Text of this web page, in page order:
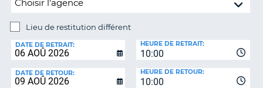
RÉSERVATION
FRANCE
Lieu de restitution différent
DE
RESTITUTION:
DATE DE RETRAIT:
10:00
HEURE DE RETRAIT:
DATE DE RETOUR:
10:00
HEURE DE RETOUR: